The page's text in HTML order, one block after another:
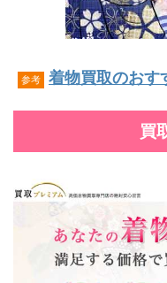
参考 着物買取のおす
買